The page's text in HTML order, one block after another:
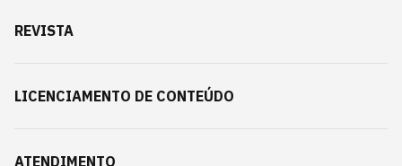
REVISTA
LICENCIAMENTO DE CONTEÚDO
ATENDIMENTO